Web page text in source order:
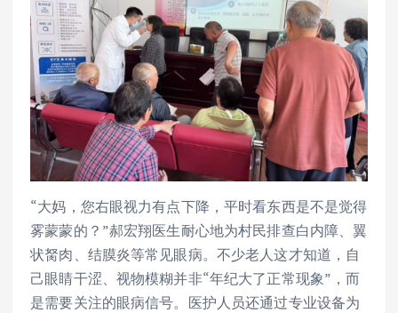
“大妈，您右眼视力有点下降，平时看东西是不是觉得
雾蒙蒙的？”郝宏翔医生耐心地为村民排查白内障、翼
状胬肉、结膜炎等常见眼病。不少老人这才知道，自
己眼睛干涩、视物模糊并非“年纪大了正常现象”，而
是需要关注的眼病信号。医护人员还通过专业设备为